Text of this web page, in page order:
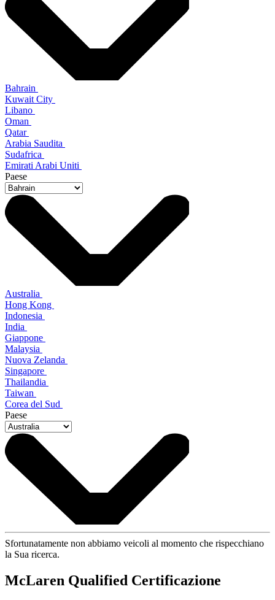
Bahrain
Kuwait City
Libano
Oman
Qatar
Arabia Saudita
Sudafrica
Emirati Arabi Uniti
Paese
Australia
Hong Kong
Indonesia
India
Giappone
Malaysia
Nuova Zelanda
Singapore
Thailandia
Taiwan
Corea del Sud
Paese
Sfortunatamente non abbiamo veicoli al momento che rispecchiano
la Sua ricerca.
McLaren Qualified Certificazione